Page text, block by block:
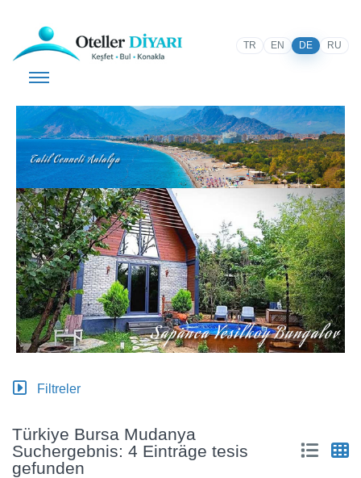
TR EN DE RU
Filtreler
Türkiye Bursa Mudanya
Suchergebnis: 4 Einträge tesis
gefunden